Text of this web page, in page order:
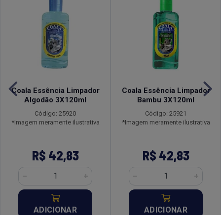
Coala Essência Limpador
Algodão 3X120ml
Código: 25920
*Imagem meramente ilustrativa
R$ 42,83
ADICIONAR
Coala Essência Limpador
Bambu 3X120ml
Código: 25921
*Imagem meramente ilustrativa
R$ 42,83
ADICIONAR